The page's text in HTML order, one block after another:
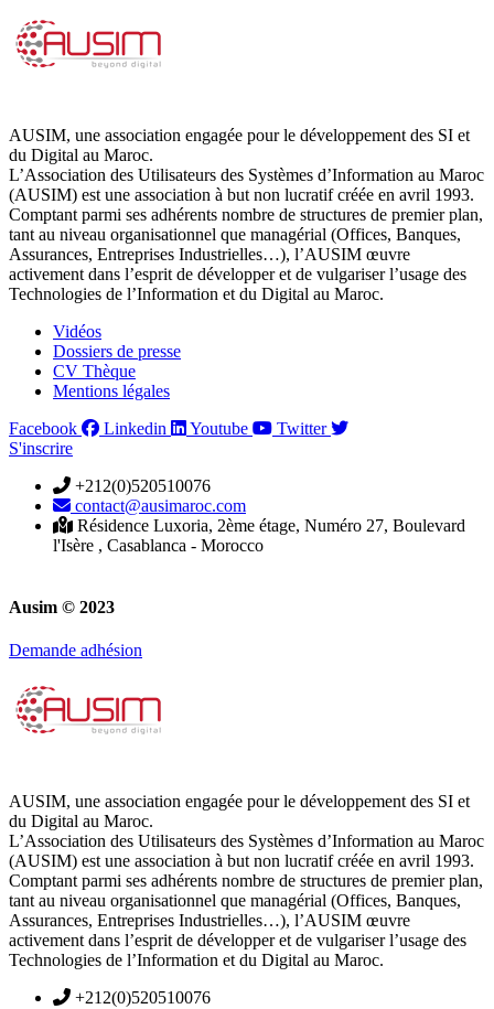
AUSIM, une association engagée pour le développement des SI et
du Digital au Maroc.
L’Association des Utilisateurs des Systèmes d’Information au Maroc
(AUSIM) est une association à but non lucratif créée en avril 1993.
Comptant parmi ses adhérents nombre de structures de premier plan,
tant au niveau organisationnel que managérial (Offices, Banques,
Assurances, Entreprises Industrielles…), l’AUSIM œuvre
activement dans l’esprit de développer et de vulgariser l’usage des
Technologies de l’Information et du Digital au Maroc.
Vidéos
Dossiers de presse
CV Thèque
Mentions légales
Facebook
Linkedin Youtube
Twitter
S'inscrire
+212(0)520510076
contact@ausimaroc.com
Résidence Luxoria, 2ème étage, Numéro 27, Boulevard
l'Isère , Casablanca - Morocco
Ausim © 2023
Demande adhésion
AUSIM, une association engagée pour le développement des SI et
du Digital au Maroc.
L’Association des Utilisateurs des Systèmes d’Information au Maroc
(AUSIM) est une association à but non lucratif créée en avril 1993.
Comptant parmi ses adhérents nombre de structures de premier plan,
tant au niveau organisationnel que managérial (Offices, Banques,
Assurances, Entreprises Industrielles…), l’AUSIM œuvre
activement dans l’esprit de développer et de vulgariser l’usage des
Technologies de l’Information et du Digital au Maroc.
+212(0)520510076